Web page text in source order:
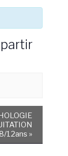
12ans »